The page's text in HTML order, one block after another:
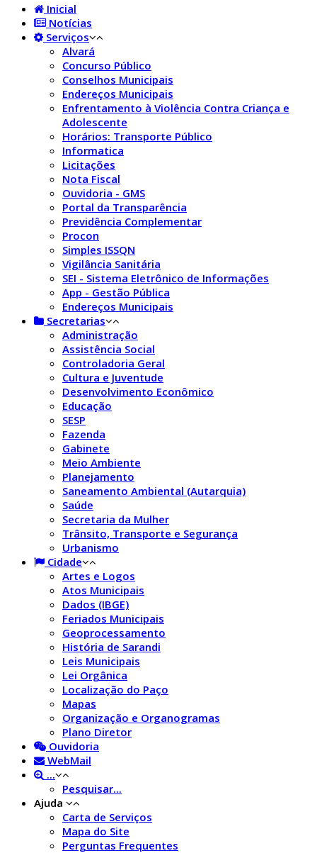
Inicial
Notícias
Serviços
Alvará
Concurso Público
Conselhos Municipais
Endereços Municipais
Enfrentamento à Violência Contra Criança e
Adolescente
Horários: Transporte Público
Informatica
Licitações
Nota Fiscal
Ouvidoria - GMS
Portal da Transparência
Previdência Complementar
Procon
Simples ISSQN
Vigilância Sanitária
SEI - Sistema Eletrônico de Informações
App - Gestão Pública
Endereços Municipais
Secretarias
Administração
Assistência Social
Controladoria Geral
Cultura e Juventude
Desenvolvimento Econômico
Educação
SESP
Fazenda
Gabinete
Meio Ambiente
Planejamento
Saneamento Ambiental (Autarquia)
Saúde
Secretaria da Mulher
Trânsito, Transporte e Segurança
Urbanismo
Cidade
Artes e Logos
Atos Municipais
Dados (IBGE)
Feriados Municipais
Geoprocessamento
História de Sarandi
Leis Municipais
Lei Orgânica
Localização do Paço
Mapas
Organização e Organogramas
Plano Diretor
Ouvidoria
WebMail
...
Pesquisar...
Ajuda
Carta de Serviços
Mapa do Site
Perguntas Frequentes